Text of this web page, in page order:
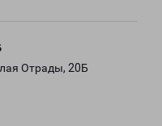
Отрады, 20Б